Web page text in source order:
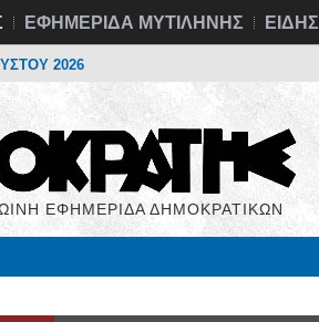
ΕΦΗΜΕΡΙΔΑ ΜΥΤΙΛΗΝΗΣ
2026
ΕΦΗΜΕΡΙΔΑ ΔΗΜΟΚΡΑΤΙΚΩΝ